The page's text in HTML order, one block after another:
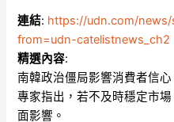
連結: https://udn.com/news/
from=udn-catelistnews_ch2
精選內容:
南韓政治僵局影響消費者信
專家指出，若不及時穩定市
面影響。